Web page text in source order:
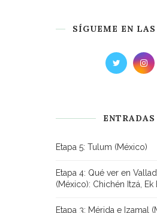
SÍGUEME EN
Etapa 5: Tulum (México)
Etapa 4: Qué ver en
(México): Chichén Itzá, Ek
Etapa 3: Mérida e Izamal